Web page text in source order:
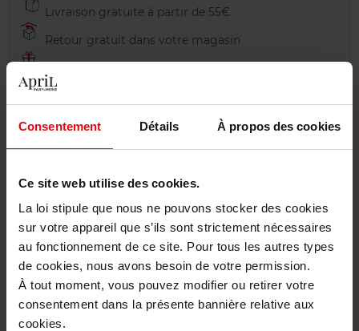
Consentement Détails À propos des cookies
Ce site web utilise des cookies.
La loi stipule que nous ne pouvons stocker des cookies
sur votre appareil que s’ils sont strictement nécessaires
au fonctionnement de ce site. Pour tous les autres types
de cookies, nous avons besoin de votre permission.
À tout moment, vous pouvez modifier ou retirer votre
consentement dans la présente bannière relative aux
cookies.
Livraison gratuite à partir de 55€
Retour gratuit dans votre magasin
Conseil d'utilisation
Caractéristiques
Avis client